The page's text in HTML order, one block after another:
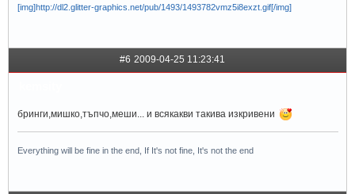
[img]http://dl2.glitter-graphics.net/pub/1493/1493782vmz5i8exzt.gif[/img]
#6 2009-04-25 11:23:41
бринги,мишко,тъпчо,меши... и всякакви такива изкривени
Everything will be fine in the end, If It's not fine, It's not the end